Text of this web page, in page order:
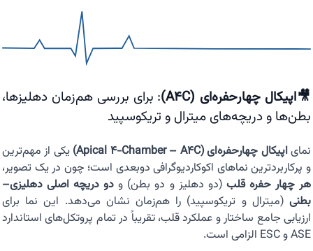
🎥اپیکال چهارحفره‌ای (A4C)
: برای بررسی هم‌زمان دهلیزها،
بطن‌ها و دریچه‌های میترال و تریکوسپید
نمایاپیکال چهارحفره‌ای (Apical 4-Chamber – A4C)
یکی از مهم‌ترین
و پرکاربردترین نماهای اکوکاردیوگرافی دوبعدی است؛ چون در یک تصویر،
هر چهار حفره قلب (دو دهلیز و دو بطن) و دو دریچه اصلی دهلیزی–
بطنی (میترال و تریکوسپید) را هم‌زمان نشان می‌دهد. این نما برای
ارزیابی جامع ساختار و عملکرد قلب، تقریباً در تمام پروتکل‌های استاندارد
ASE و ESC الزامی است.